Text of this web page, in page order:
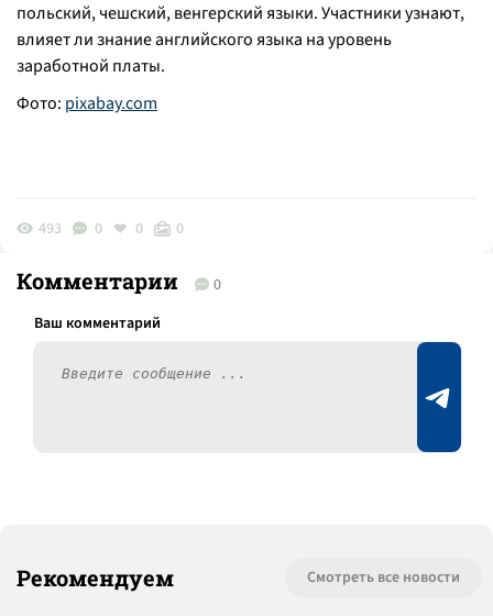
польский, чешский, венгерский языки. Участники узнают,
влияет ли знание английского языка на уровень
заработной платы.
Фото: pixabay.com
493 0 0 0
Комментарии 0
Рекомендуем Смотреть все новости